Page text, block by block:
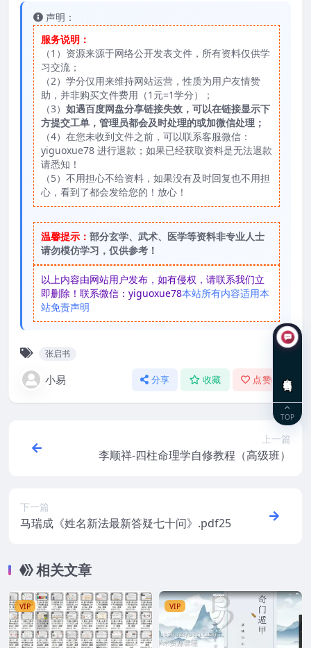
声明：
服务说明：
（1）资源来源于网络公开发表文件，所有资料仅供学
习交流；
（2）学分仅用来维持网站运营，性质为用户友情赞
助，并非购买文件费用（1元=1学分）；
（3） 如遇百度网盘分享链接失效，可以在链接显示下
方提交工单，管理员都会及时处理的或加微信处理；
（4）在您未收到文件之前，可以联系客服微信：
yiguoxue78 进行退款；如果已经获取资料是无法退款
请悉知！
（5）不用担心不给资料，如果没有及时回复也不用担
心，看到了都会发给您的！放心！
温馨提示： 部分玄学、武术、医学等资料非专业人士
请勿模仿学习，仅供参考！
以上内容由网站用户发布，如有侵权，请联系我们立
即删除！联系微信：yiguoxue78本站所有内容适用本
站免责声明
张启书
小易 分享 收藏 点赞(
上一篇
李顺祥-四柱命理学自修教程（高级班）
下一篇
马瑞成《姓名新法最新答疑七十问》.pdf25
相关文章
VIP VIP
TOP